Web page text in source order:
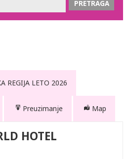
REGIJA LETO 2026
Preuzimanje Map
HOTEL